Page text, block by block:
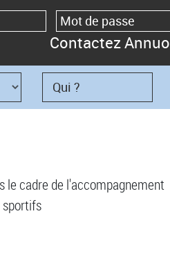
Contactez Annuo
le cadre de l'accompagnement
sportifs